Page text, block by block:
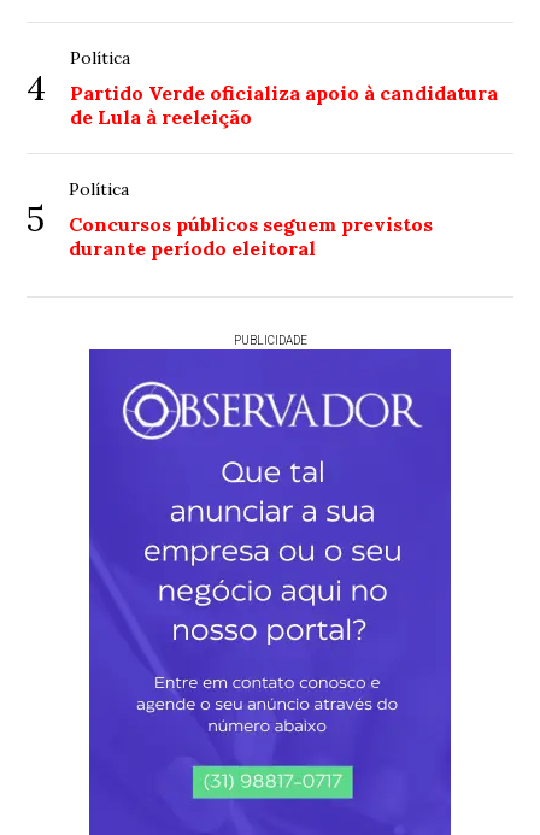
4
Política
Partido Verde oficializa apoio à candidatura
de Lula à reeleição
5
Política
Concursos públicos seguem previstos
durante período eleitoral
PUBLICIDADE